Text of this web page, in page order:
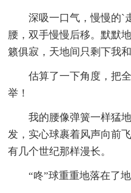
深吸一口气，慢慢的`
腰，双手慢慢后移。默默
籁俱寂，天地间只剩下我
估算了一下角度，把全
举！
我的腰像弹簧一样猛地
发，实心球裹着风声向前
有几个世纪那样漫长。
“咚”球重重地落在了地